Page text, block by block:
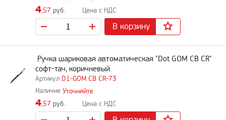
4,57 руб.
В корзину
D1-GOM CB CR-73
Ручка шариковая автоматическая "Dot GOM CB CR"
софт-тач, коричневый
Уточняйте
4,57 руб.